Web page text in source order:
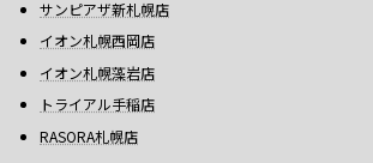
サンピアザ新札幌店
イオン札幌西岡店
イオン札幌藻岩店
トライアル手稲店
RASORA札幌店